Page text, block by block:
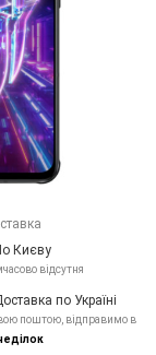
Києву
відсутня
по Україні
поштою, відправимо в